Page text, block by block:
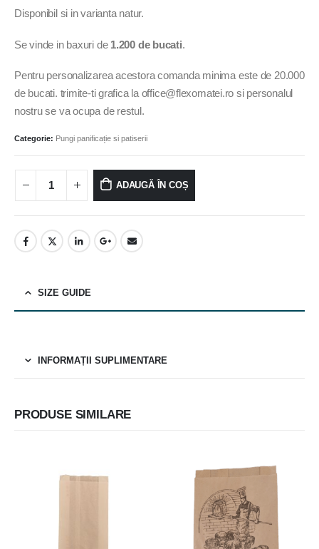
Disponibil si in varianta natur.
Se vinde in baxuri de 1.200 de bucati.
Pentru personalizarea acestora comanda minima este de 20.000
de bucati. trimite-ti grafica la office@flexomatei.ro si personalul
nostru se va ocupa de restul.
Categorie: Pungi panificație si patiserii
ADAUGĂ ÎN COȘ
SIZE GUIDE
INFORMAȚII SUPLIMENTARE
PRODUSE SIMILARE